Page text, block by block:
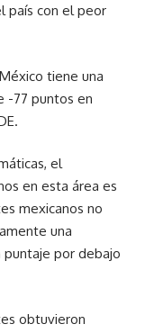
país con el peor
tiene una
-77 puntos en
el
en esta área es
mexicanos no
una
puntaje por debajo
obtuvieron